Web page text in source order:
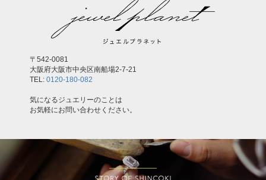
〒542-0081
大阪府大阪市中央区南船場2-7-21
TEL: 0120-180-082
気になるジュエリーのことは
お気軽にお問い合わせください。